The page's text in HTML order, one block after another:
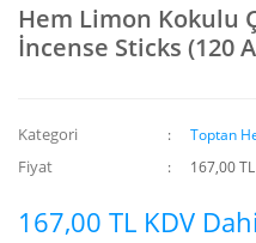
Hem Limon Kokulu
İncense Sticks (120
Kategori Toptan
Fiyat 167,00 TL
167,00 TL KDV